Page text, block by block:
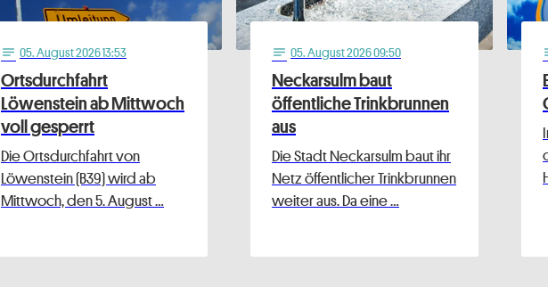
notes 05. August 2026 13:53
Ortsdurchfahrt
Löwenstein ab Mittwoch
voll gesperrt
Die Ortsdurchfahrt von
Löwenstein (B39) wird ab
Mittwoch, den 5. August …
notes 05. August 2026 09:50
Neckarsulm baut
öffentliche Trinkbrunnen
aus
Die Stadt Neckarsulm baut ihr
Netz öffentlicher Trinkbrunnen
weiter aus. Da eine …